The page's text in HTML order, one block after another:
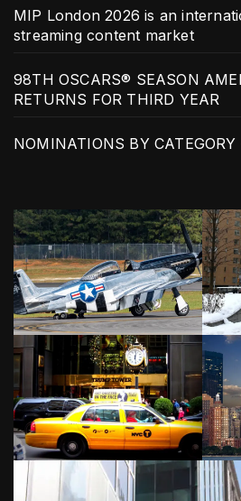
MIP London 2026 is an
streaming content market
98TH OSCARS® SEASON
RETURNS FOR THIRD YEAR
NOMINATIONS BY